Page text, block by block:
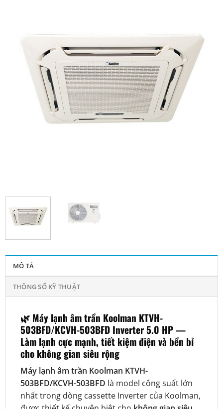
MÔ TẢ
THÔNG SỐ KỸ THUẬT
🌿 Máy lạnh âm trần Koolman KTVH-
503BFD/KCVH-503BFD Inverter 5.0 HP —
Làm lạnh cực mạnh, tiết kiệm điện và bền bỉ
cho không gian siêu rộng
Máy lạnh âm trần Koolman KTVH-
503BFD/KCVH-503BFD là model công suất lớn
nhất trong dòng cassette Inverter của Koolman,